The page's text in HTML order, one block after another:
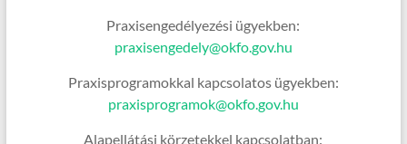
Praxisengedélyezési ügyekben:
praxisengedely@okfo.gov.hu
Praxisprogramokkal kapcsolatos ügyekben:
praxisprogramok@okfo.gov.hu
Alapellátási körzetekkel kapcsolatban: